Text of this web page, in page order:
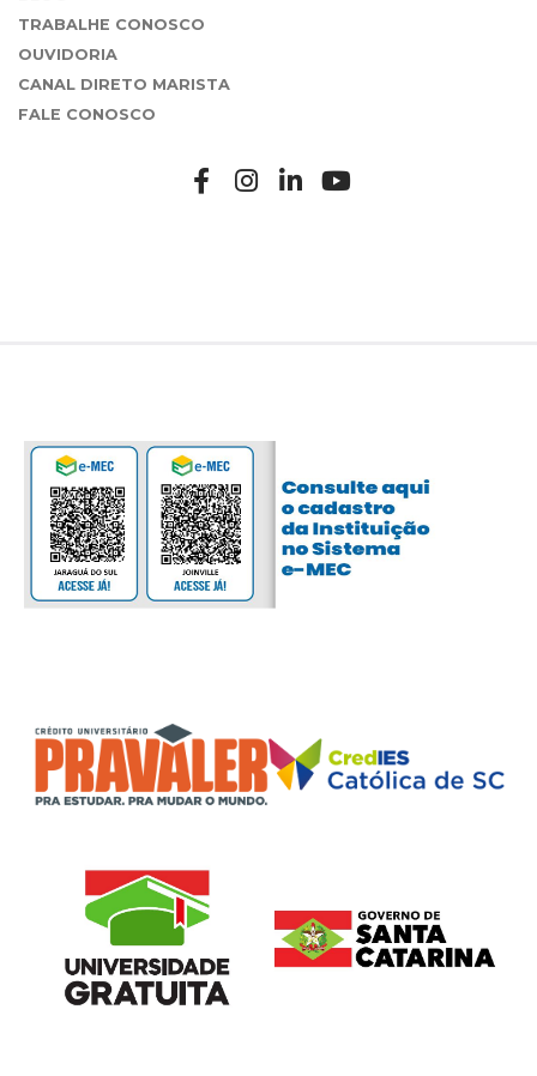
TRABALHE CONOSCO
OUVIDORIA
CANAL DIRETO MARISTA
FALE CONOSCO